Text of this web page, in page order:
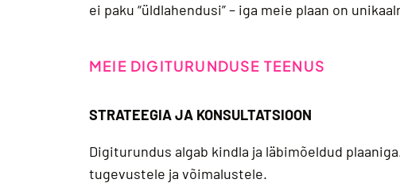
ei paku “üldlahendusi” – iga meie plaan on
MEIE DIGITURUNDUSE TEENUS
STRATEEGIA JA KONSULTATSIOON
Digiturundus algab kindla ja läbimõeldud
tugevustele ja võimalustele.